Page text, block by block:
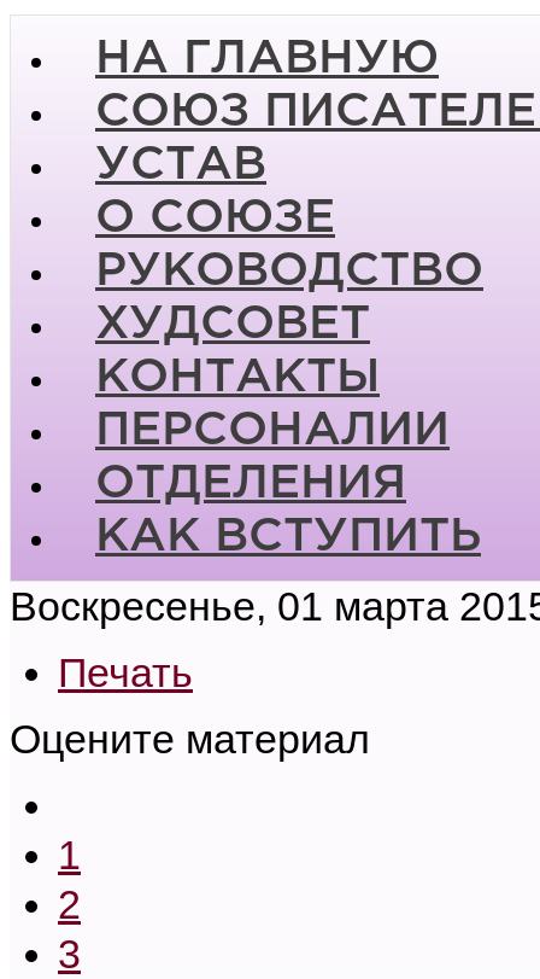
НА ГЛАВНУЮ
СОЮЗ
УСТАВ
О СОЮЗЕ
РУКОВОДСТВО
ХУДСОВЕТ
КОНТАКТЫ
ПЕРСОНАЛИИ
ОТДЕЛЕНИЯ
КАК ВСТУПИТЬ
Воскресенье, 01 марта
Печать
Оцените материал
1
2
3